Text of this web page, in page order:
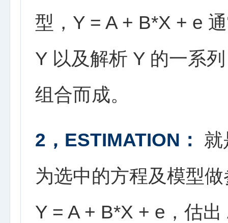
型，Y = A + B*X + e
Y 以及解析 Y 的一系
组合而成。
2，ESTIMATION：
就
为选中的方程及模型
Y = A + B*X + e，估